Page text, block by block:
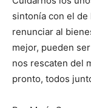
sintonía con el de
renunciar al
mejor, pueden
nos rescaten del
pronto, todos